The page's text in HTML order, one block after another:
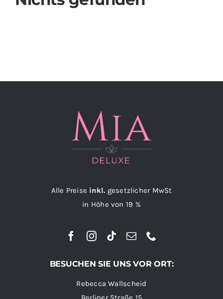
Alle Preise inkl. gesetzlicher MwSt
in Höhe von 19 %
BESUCHEN SIE UNS VOR ORT:
Rebecca Wallscheid